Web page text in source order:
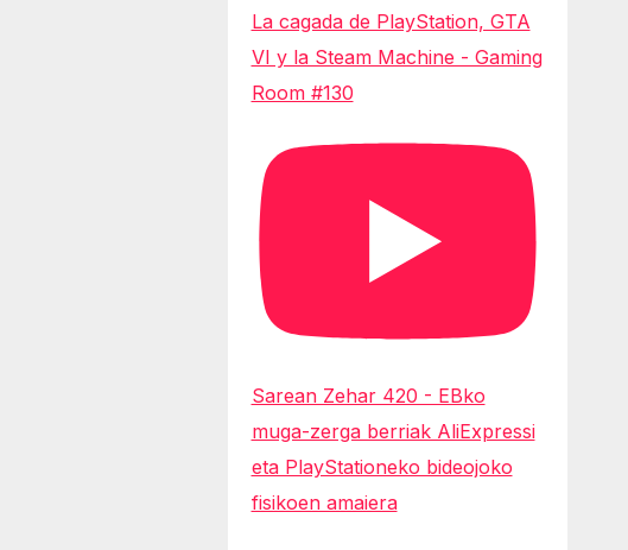
La cagada de PlayStation, GTA
VI y la Steam Machine - Gaming
Room #130
Sarean Zehar 420 - EBko
muga-zerga berriak AliExpressi
eta PlayStationeko bideojoko
fisikoen amaiera